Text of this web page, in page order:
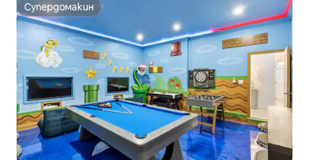
Супердомакин
Супердомакин